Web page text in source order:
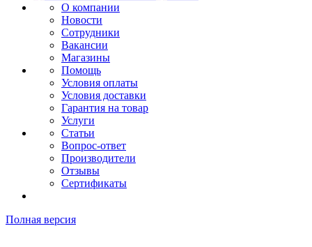
О компании
Новости
Сотрудники
Вакансии
Магазины
Помощь
Условия оплаты
Условия доставки
Гарантия на товар
Услуги
Статьи
Вопрос-ответ
Производители
Отзывы
Сертификаты
Полная версия